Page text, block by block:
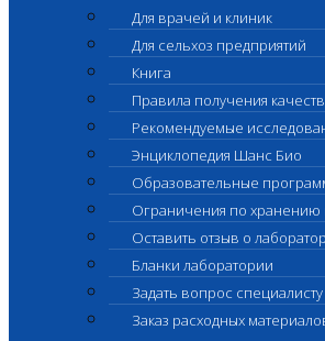
Для врачей и клиник
Для сельхоз предприятий
Книга
Правила получения
Рекомендуемые
Энциклопедия Шанс Био
Образовательные
Ограничения по хранению
Оставить отзыв о
Бланки лаборатории
Задать вопрос специалисту
Заказ расходных